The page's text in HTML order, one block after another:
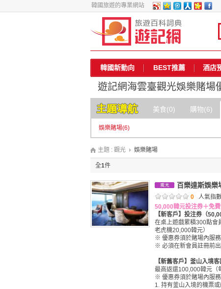
韓國旅遊的專業網站
韓國新動向 BEST推薦 酒店
遊記網海雲臺觀光娛樂賭場
美食(0) 購物(6)
娛樂賭場(6)
主題 : 觀光 娛樂賭場
全1件
百樂達斯娛樂
0
人氣指
50,000韓元投注券＋免
【新客戶】投注券（
在桌上遊戲累積300點會
老虎機20,000韓元）
※ 優惠券須於賭場內服
※ 必須在新會員註冊前
【新舊客戶】釜山入境
最高返還100,000韓元（
※ 優惠券須於賭場內服
1. 持有釜山入境的機票